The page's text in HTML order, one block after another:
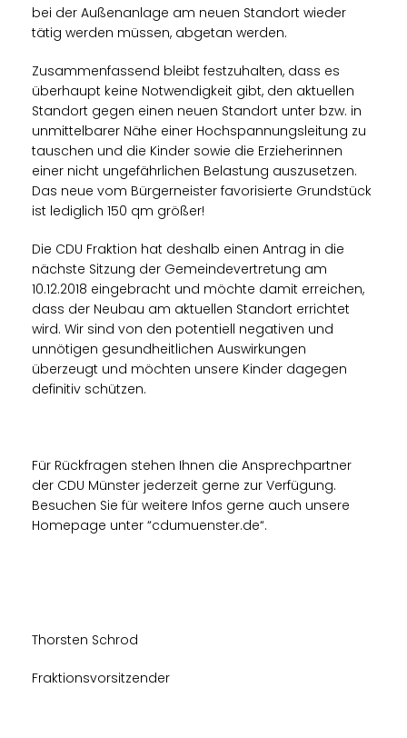
bei der Außenanlage am neuen Standort wieder
tätig werden müssen, abgetan werden.
Zusammenfassend bleibt festzuhalten, dass es
überhaupt keine Notwendigkeit gibt, den aktuellen
Standort gegen einen neuen Standort unter bzw. in
unmittelbarer Nähe einer Hochspannungsleitung zu
tauschen und die Kinder sowie die Erzieherinnen
einer nicht ungefährlichen Belastung auszusetzen.
Das neue vom Bürgerneister favorisierte Grundstück
ist lediglich 150 qm größer!
Die CDU Fraktion hat deshalb einen Antrag in die
nächste Sitzung der Gemeindevertretung am
10.12.2018 eingebracht und möchte damit erreichen,
dass der Neubau am aktuellen Standort errichtet
wird. Wir sind von den potentiell negativen und
unnötigen gesundheitlichen Auswirkungen
überzeugt und möchten unsere Kinder dagegen
definitiv schützen.
Für Rückfragen stehen Ihnen die Ansprechpartner
der CDU Münster jederzeit gerne zur Verfügung.
Besuchen Sie für weitere Infos gerne auch unsere
Homepage unter “cdumuenster.de“.
Thorsten Schrod
Fraktionsvorsitzender